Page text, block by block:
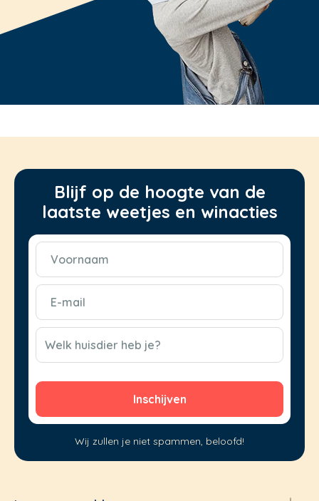
Blijf op de hoogte van de
laatste weetjes en winacties
Voornaam
(Vereist)
E-
mail
(Vereist)
CAPTCHA
Welk huisdier heb je?
Wij zullen je niet spammen, beloofd!